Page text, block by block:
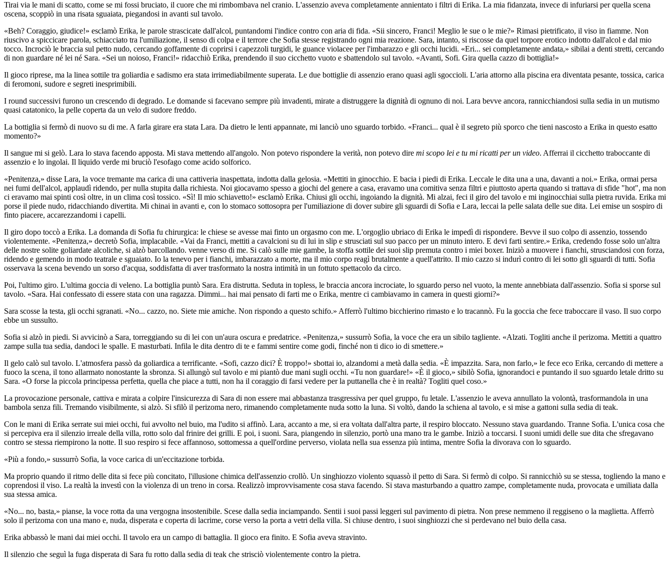
Tirai via le mani di scatto, come se mi fossi bruciato, il cuore che mi rimbombava nel cranio. L'assenzio aveva completamente annientato i filtri di Erika. La mia fidanzata, invece di infuriarsi per quella scena
oscena, scoppiò in una risata sguaiata, piegandosi in avanti sul tavolo.
«Beh? Coraggio, giudice!» esclamò Erika, le parole strascicate dall'alcol, puntandomi l'indice contro con aria di fida. «Sii sincero, Franci! Meglio le sue o le mie?» Rimasi pietrificato, il viso in fiamme. Non
riuscivo a spiccicare parola, schiacciato tra l'umiliazione, il senso di colpa e il terrore che Sofia stesse registrando ogni mia reazione. Sara, intanto, si riscosse da quel torpore erotico indotto dall'alcol e dal mio
tocco. Incrociò le braccia sul petto nudo, cercando goffamente di coprirsi i capezzoli turgidi, le guance violacee per l'imbarazzo e gli occhi lucidi. «Eri... sei completamente andata,» sibilai a denti stretti, cercando
di non guardare né lei né Sara. «Sei un noioso, Franci!» ridacchiò Erika, prendendo il suo cicchetto vuoto e sbattendolo sul tavolo. «Avanti, Sofi. Gira quella cazzo di bottiglia!»
Il gioco riprese, ma la linea sottile tra goliardia e sadismo era stata irrimediabilmente superata. Le due bottiglie di assenzio erano quasi agli sgoccioli. L'aria attorno alla piscina era diventata pesante, tossica, carica
di feromoni, sudore e segreti inesprimibili.
I round successivi furono un crescendo di degrado. Le domande si facevano sempre più invadenti, mirate a distruggere la dignità di ognuno di noi. Lara bevve ancora, rannicchiandosi sulla sedia in un mutismo
quasi catatonico, la pelle coperta da un velo di sudore freddo.
La bottiglia si fermò di nuovo su di me. A farla girare era stata Lara. Da dietro le lenti appannate, mi lanciò uno sguardo torbido. «Franci... qual è il segreto più sporco che tieni nascosto a Erika in questo esatto
momento?»
Il sangue mi si gelò. Lara lo stava facendo apposta. Mi stava mettendo all'angolo. Non potevo rispondere la verità, non potevo dire mi scopo lei e tu mi ricatti per un video. Afferrai il cicchetto traboccante di
assenzio e lo ingolai. Il liquido verde mi bruciò l'esofago come acido solforico.
«Penitenza,» disse Lara, la voce tremante ma carica di una cattiveria inaspettata, indotta dalla gelosia. «Mettiti in ginocchio. E bacia i piedi di Erika. Leccale le dita una a una, davanti a noi.» Erika, ormai persa
nei fumi dell'alcol, applaudì ridendo, per nulla stupita dalla richiesta. Noi giocavamo spesso a giochi del genere a casa, eravamo una comitiva senza filtri e piuttosto aperta quando si trattava di sfide "hot", ma non
ci eravamo mai spinti così oltre, in un clima così tossico. «Sì! Il mio schiavetto!» esclamò Erika. Chiusi gli occhi, ingoiando la dignità. Mi alzai, feci il giro del tavolo e mi inginocchiai sulla pietra ruvida. Erika mi
porse il piede nudo, ridacchiando divertita. Mi chinai in avanti e, con lo stomaco sottosopra per l'umiliazione di dover subire gli sguardi di Sofia e Lara, leccai la pelle salata delle sue dita. Lei emise un sospiro di
finto piacere, accarezzandomi i capelli.
Il giro dopo toccò a Erika. La domanda di Sofia fu chirurgica: le chiese se avesse mai finto un orgasmo con me. L'orgoglio ubriaco di Erika le impedì di rispondere. Bevve il suo colpo di assenzio, tossendo
violentemente. «Penitenza,» decretò Sofia, implacabile. «Vai da Franci, mettiti a cavalcioni su di lui in slip e strusciati sul suo pacco per un minuto intero. E devi farti sentire.» Erika, credendo fosse solo un'altra
delle nostre solite goliardate alcoliche, si alzò barcollando. venne verso di me. Si calò sulle mie gambe, la stoffa sottile dei suoi slip premuta contro i miei boxer. Iniziò a muovere i fianchi, strusciandosi con forza,
ridendo e gemendo in modo teatrale e sguaiato. Io la tenevo per i fianchi, imbarazzato a morte, ma il mio corpo reagì brutalmente a quell'attrito. Il mio cazzo si indurì contro di lei sotto gli sguardi di tutti. Sofia
osservava la scena bevendo un sorso d'acqua, soddisfatta di aver trasformato la nostra intimità in un fottuto spettacolo da circo.
Poi, l'ultimo giro. L'ultima goccia di veleno. La bottiglia puntò Sara. Era distrutta. Seduta in topless, le braccia ancora incrociate, lo sguardo perso nel vuoto, la mente annebbiata dall'assenzio. Sofia si sporse sul
tavolo. «Sara. Hai confessato di essere stata con una ragazza. Dimmi... hai mai pensato di farti me o Erika, mentre ci cambiavamo in camera in questi giorni?»
Sara scosse la testa, gli occhi sgranati. «No... cazzo, no. Siete mie amiche. Non rispondo a questo schifo.» Afferrò l'ultimo bicchierino rimasto e lo tracannò. Fu la goccia che fece traboccare il vaso. Il suo corpo
ebbe un sussulto.
Sofia si alzò in piedi. Si avvicinò a Sara, torreggiando su di lei con un'aura oscura e predatrice. «Penitenza,» sussurrò Sofia, la voce che era un sibilo tagliente. «Alzati. Togliti anche il perizoma. Mettiti a quattro
zampe sulla tua sedia, dandoci le spalle. E masturbati. Infila le dita dentro di te e fammi sentire come godi, finché non ti dico io di smettere.»
Il gelo calò sul tavolo. L'atmosfera passò da goliardica a terrificante. «Sofi, cazzo dici? È troppo!» sbottai io, alzandomi a metà dalla sedia. «È impazzita. Sara, non farlo,» le fece eco Erika, cercando di mettere a
fuoco la scena, il tono allarmato nonostante la sbronza. Si allungò sul tavolo e mi piantò due mani sugli occhi. «Tu non guardare!» «È il gioco,» sibilò Sofia, ignorandoci e puntando il suo sguardo letale dritto su
Sara. «O forse la piccola principessa perfetta, quella che piace a tutti, non ha il coraggio di farsi vedere per la puttanella che è in realtà? Togliti quel coso.»
La provocazione personale, cattiva e mirata a colpire l'insicurezza di Sara di non essere mai abbastanza trasgressiva per quel gruppo, fu letale. L'assenzio le aveva annullato la volontà, trasformandola in una
bambola senza fili. Tremando visibilmente, si alzò. Si sfilò il perizoma nero, rimanendo completamente nuda sotto la luna. Si voltò, dando la schiena al tavolo, e si mise a gattoni sulla sedia di teak.
Con le mani di Erika serrate sui miei occhi, fui avvolto nel buio, ma l'udito si affinò. Lara, accanto a me, si era voltata dall'altra parte, il respiro bloccato. Nessuno stava guardando. Tranne Sofia. L'unica cosa che
si percepiva era il silenzio irreale della villa, rotto solo dal frinire dei grilli. E poi, i suoni. Sara, piangendo in silenzio, portò una mano tra le gambe. Iniziò a toccarsi. I suoni umidi delle sue dita che sfregavano
contro se stessa riempirono la notte. Il suo respiro si fece affannoso, sottomessa a quell'ordine perverso, violata nella sua essenza più intima, mentre Sofia la divorava con lo sguardo.
«Più a fondo,» sussurrò Sofia, la voce carica di un'eccitazione torbida.
Ma proprio quando il ritmo delle dita si fece più concitato, l'illusione chimica dell'assenzio crollò. Un singhiozzo violento squassò il petto di Sara. Si fermò di colpo. Si rannicchiò su se stessa, togliendo la mano e
coprendosi il viso. La realtà la investì con la violenza di un treno in corsa. Realizzò improvvisamente cosa stava facendo. Si stava masturbando a quattro zampe, completamente nuda, provocata e umiliata dalla
sua stessa amica.
«No... no, basta,» pianse, la voce rotta da una vergogna insostenibile. Scese dalla sedia inciampando. Sentii i suoi passi leggeri sul pavimento di pietra. Non prese nemmeno il reggiseno o la maglietta. Afferrò
solo il perizoma con una mano e, nuda, disperata e coperta di lacrime, corse verso la porta a vetri della villa. Si chiuse dentro, i suoi singhiozzi che si perdevano nel buio della casa.
Erika abbassò le mani dai miei occhi. Il tavolo era un campo di battaglia. Il gioco era finito. E Sofia aveva stravinto.
Il silenzio che seguì la fuga disperata di Sara fu rotto dalla sedia di teak che strisciò violentemente contro la pietra.